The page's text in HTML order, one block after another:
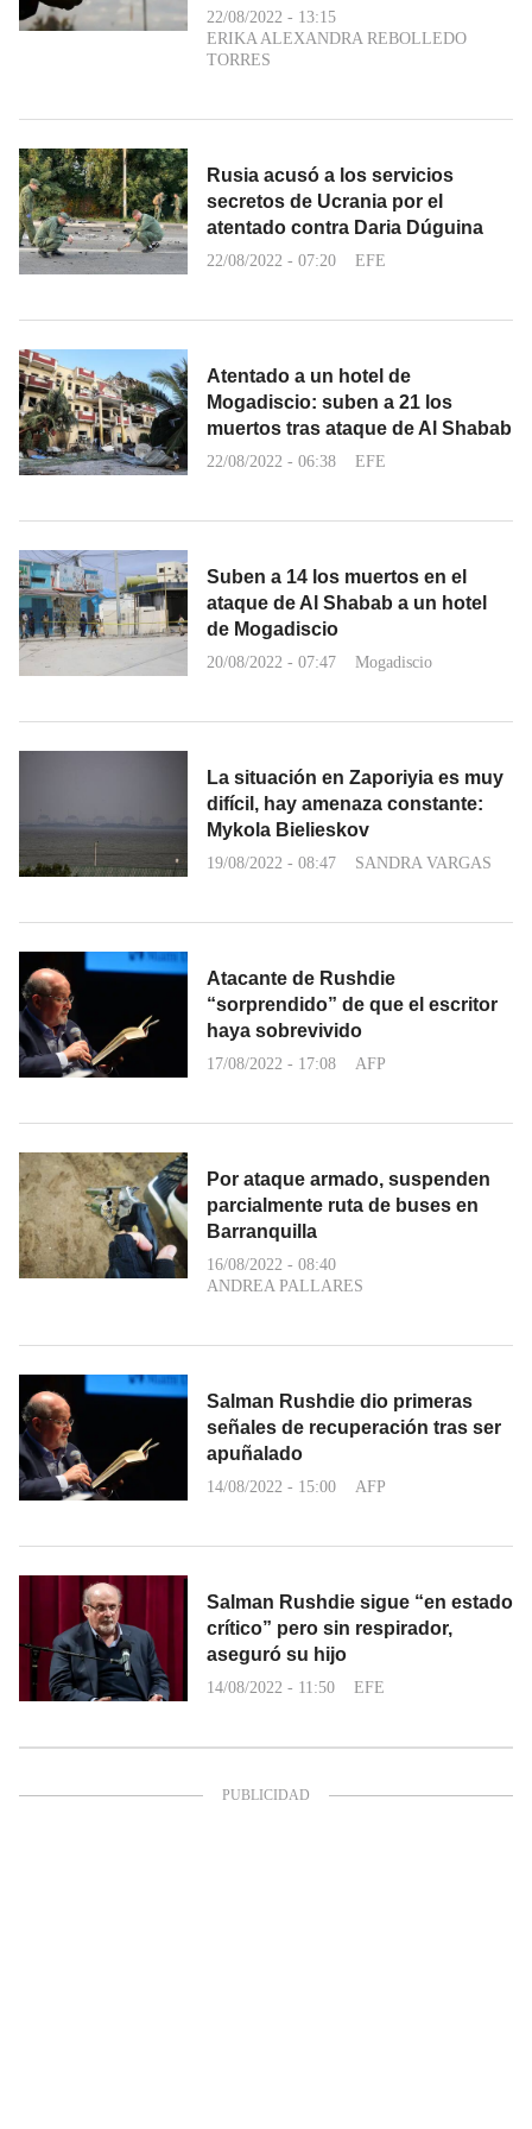
22/08/2022 - 13:15
ERIKA ALEXANDRA REBOLLEDO
TORRES
Rusia acusó a los servicios
secretos de Ucrania por el
atentado contra Daria Dúguina
22/08/2022 - 07:20 EFE
Atentado a un hotel de
Mogadiscio: suben a 21 los
muertos tras ataque de Al Shabab
22/08/2022 - 06:38 EFE
Suben a 14 los muertos en el
ataque de Al Shabab a un hotel
de Mogadiscio
20/08/2022 - 07:47 Mogadiscio
La situación en Zaporiyia es muy
difícil, hay amenaza constante:
Mykola Bielieskov
19/08/2022 - 08:47 SANDRA VARGAS
Atacante de Rushdie
“sorprendido” de que el escritor
haya sobrevivido
17/08/2022 - 17:08 AFP
Por ataque armado, suspenden
parcialmente ruta de buses en
Barranquilla
16/08/2022 - 08:40
ANDREA PALLARES
Salman Rushdie dio primeras
señales de recuperación tras ser
apuñalado
14/08/2022 - 15:00 AFP
Salman Rushdie sigue “en estado
crítico” pero sin respirador,
aseguró su hijo
14/08/2022 - 11:50 EFE